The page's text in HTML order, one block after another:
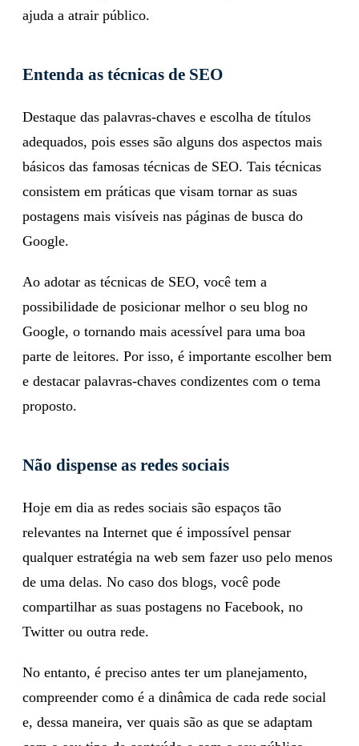
e muitos são gratuitos. Lembre-se que um bom visual
Entenda as técnicas de SEO
Destaque das palavras-chaves e escolha de títulos
adequados, pois esses são alguns dos aspectos mais
básicos das famosas técnicas de SEO. Tais técnicas
consistem em práticas que visam tornar as suas
postagens mais visíveis nas páginas de busca do
Google.
Ao adotar as técnicas de SEO, você tem a
possibilidade de posicionar melhor o seu blog no
Google, o tornando mais acessível para uma boa
parte de leitores. Por isso, é importante escolher bem
e destacar palavras-chaves condizentes com o tema
Não dispense as redes sociais
Hoje em dia as redes sociais são espaços tão
relevantes na Internet que é impossível pensar
qualquer estratégia na web sem fazer uso pelo menos
de uma delas. No caso dos blogs, você pode
compartilhar as suas postagens no Facebook, no
Twitter ou outra rede.
No entanto, é preciso antes ter um planejamento,
compreender como é a dinâmica de cada rede social